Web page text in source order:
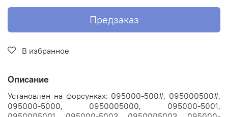
Предзаказ
В избранное
Описание
Установлен на форсунках: 095000-500#, 095000500#,
095000-5000, 0950005000, 095000-5001,